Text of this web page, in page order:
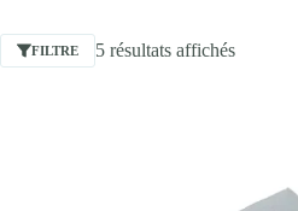
FILTRE 5 résultats affichés